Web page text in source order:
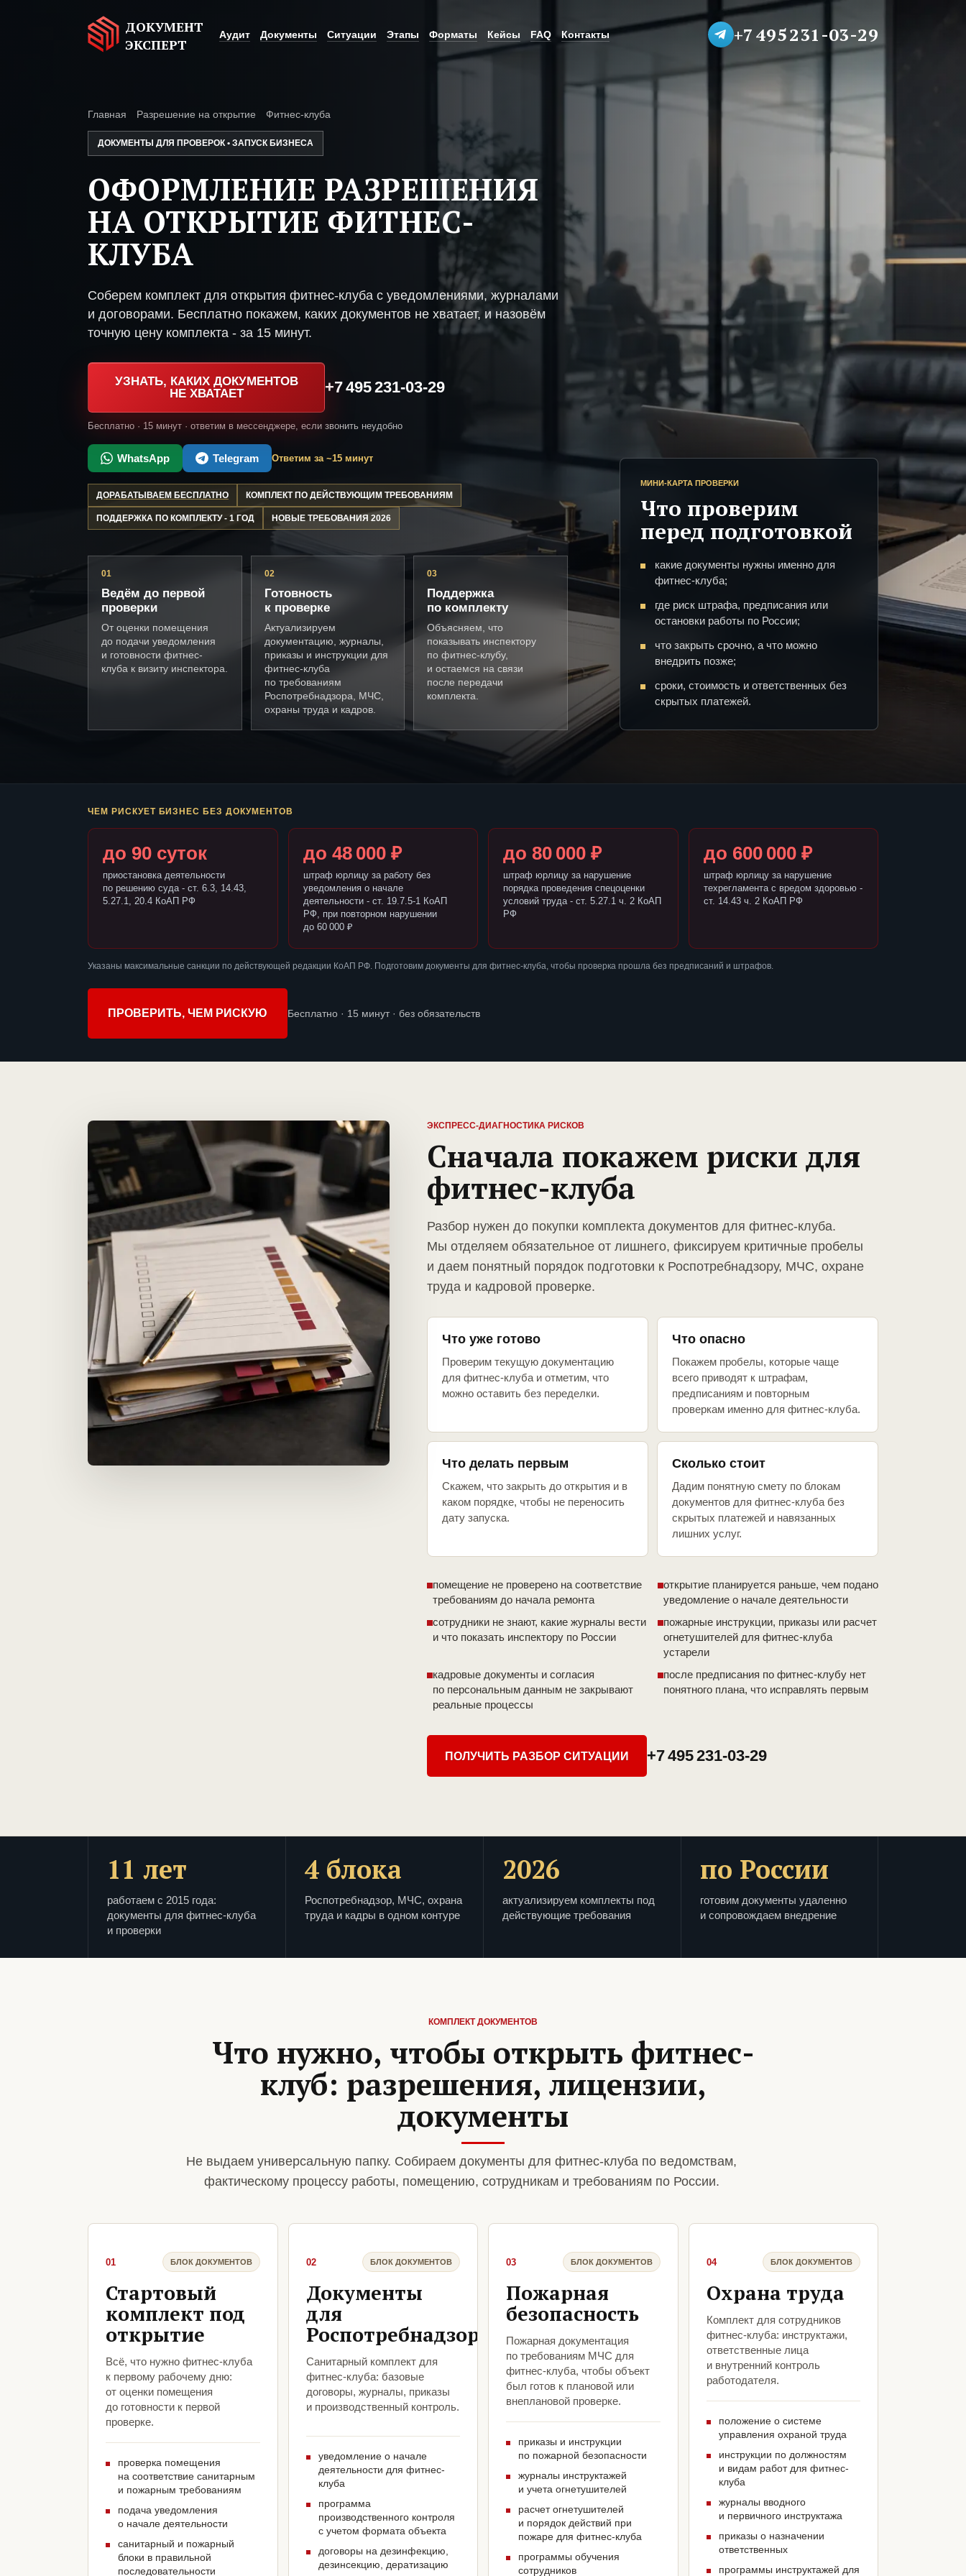
ДОКУМЕНТ
ЭКСПЕРТ
Аудит Документы Ситуации Этапы Форматы Кейсы FAQ Контакты +7 495 231-03-29
Главная Разрешение на открытие Фитнес-клуба
ДОКУМЕНТЫ ДЛЯ ПРОВЕРОК • ЗАПУСК БИЗНЕСА
ОФОРМЛЕНИЕ РАЗРЕШЕНИЯ
НА ОТКРЫТИЕ ФИТНЕС-
КЛУБА
Соберем комплект для открытия фитнес-клуба с уведомлениями, журналами
и договорами. Бесплатно покажем, каких документов не хватает, и назовём
точную цену комплекта - за 15 минут.
УЗНАТЬ, КАКИХ ДОКУМЕНТОВ
НЕ ХВАТАЕТ
+7 495 231-03-29
Бесплатно · 15 минут · ответим в мессенджере, если звонить неудобно
WhatsApp Telegram Ответим за ~15 минут
ДОРАБАТЫВАЕМ БЕСПЛАТНО КОМПЛЕКТ ПО ДЕЙСТВУЮЩИМ ТРЕБОВАНИЯМ
ПОДДЕРЖКА ПО КОМПЛЕКТУ - 1 ГОД НОВЫЕ ТРЕБОВАНИЯ 2026
01
Ведём до первой
проверки
От оценки помещения
до подачи уведомления
и готовности фитнес-
клуба к визиту инспектора.
02
Готовность
к проверке
Актуализируем
документацию, журналы,
приказы и инструкции для
фитнес-клуба
по требованиям
Роспотребнадзора, МЧС,
охраны труда и кадров.
03
Поддержка
по комплекту
Объясняем, что
показывать инспектору
по фитнес-клубу,
и остаемся на связи
после передачи
комплекта.
МИНИ-КАРТА ПРОВЕРКИ
Что проверим
перед подготовкой
какие документы нужны именно для
фитнес-клуба;
где риск штрафа, предписания или
остановки работы по России;
что закрыть срочно, а что можно
внедрить позже;
сроки, стоимость и ответственных без
скрытых платежей.
ЧЕМ РИСКУЕТ БИЗНЕС БЕЗ ДОКУМЕНТОВ
до 90 суток
приостановка деятельности
по решению суда - ст. 6.3, 14.43,
5.27.1, 20.4 КоАП РФ
до 48 000 ₽
штраф юрлицу за работу без
уведомления о начале
деятельности - ст. 19.7.5-1 КоАП
РФ, при повторном нарушении
до 60 000 ₽
до 80 000 ₽
штраф юрлицу за нарушение
порядка проведения спецоценки
условий труда - ст. 5.27.1 ч. 2 КоАП
РФ
до 600 000 ₽
штраф юрлицу за нарушение
техрегламента с вредом здоровью -
ст. 14.43 ч. 2 КоАП РФ
Указаны максимальные санкции по действующей редакции КоАП РФ. Подготовим документы для фитнес-клуба, чтобы проверка прошла без предписаний и штрафов.
ПРОВЕРИТЬ, ЧЕМ РИСКУЮ Бесплатно · 15 минут · без обязательств
ЭКСПРЕСС-ДИАГНОСТИКА РИСКОВ
Сначала покажем риски для
фитнес-клуба
Разбор нужен до покупки комплекта документов для фитнес-клуба.
Мы отделяем обязательное от лишнего, фиксируем критичные пробелы
и даем понятный порядок подготовки к Роспотребнадзору, МЧС, охране
труда и кадровой проверке.
Что уже готово
Проверим текущую документацию
для фитнес-клуба и отметим, что
можно оставить без переделки.
Что опасно
Покажем пробелы, которые чаще
всего приводят к штрафам,
предписаниям и повторным
проверкам именно для фитнес-клуба.
Что делать первым
Скажем, что закрыть до открытия и в
каком порядке, чтобы не переносить
дату запуска.
Сколько стоит
Дадим понятную смету по блокам
документов для фитнес-клуба без
скрытых платежей и навязанных
лишних услуг.
помещение не проверено на соответствие
требованиям до начала ремонта
открытие планируется раньше, чем подано
уведомление о начале деятельности
сотрудники не знают, какие журналы вести
и что показать инспектору по России
пожарные инструкции, приказы или расчет
огнетушителей для фитнес-клуба
устарели
кадровые документы и согласия
по персональным данным не закрывают
реальные процессы
после предписания по фитнес-клубу нет
понятного плана, что исправлять первым
ПОЛУЧИТЬ РАЗБОР СИТУАЦИИ +7 495 231-03-29
11 лет
работаем с 2015 года:
документы для фитнес-клуба
и проверки
4 блока
Роспотребнадзор, МЧС, охрана
труда и кадры в одном контуре
2026
актуализируем комплекты под
действующие требования
по России
готовим документы удаленно
и сопровождаем внедрение
КОМПЛЕКТ ДОКУМЕНТОВ
Что нужно, чтобы открыть фитнес-
клуб: разрешения, лицензии,
документы
Не выдаем универсальную папку. Собираем документы для фитнес-клуба по ведомствам,
фактическому процессу работы, помещению, сотрудникам и требованиям по России.
01 БЛОК ДОКУМЕНТОВ
Стартовый
комплект под
открытие
Всё, что нужно фитнес-клуба
к первому рабочему дню:
от оценки помещения
до готовности к первой
проверке.
проверка помещения
на соответствие санитарным
и пожарным требованиям
подача уведомления
о начале деятельности
санитарный и пожарный
блоки в правильной
последовательности
02 БЛОК ДОКУМЕНТОВ
Документы
для
Роспотребнадзора
Санитарный комплект для
фитнес-клуба: базовые
договоры, журналы, приказы
и производственный контроль.
уведомление о начале
деятельности для фитнес-
клуба
программа
производственного контроля
с учетом формата объекта
договоры на дезинфекцию,
дезинсекцию, дератизацию
03 БЛОК ДОКУМЕНТОВ
Пожарная
безопасность
Пожарная документация
по требованиям МЧС для
фитнес-клуба, чтобы объект
был готов к плановой или
внеплановой проверке.
приказы и инструкции
по пожарной безопасности
журналы инструктажей
и учета огнетушителей
расчет огнетушителей
и порядок действий при
пожаре для фитнес-клуба
программы обучения
сотрудников
04 БЛОК ДОКУМЕНТОВ
Охрана труда
Комплект для сотрудников
фитнес-клуба: инструктажи,
ответственные лица
и внутренний контроль
работодателя.
положение о системе
управления охраной труда
инструкции по должностям
и видам работ для фитнес-
клуба
журналы вводного
и первичного инструктажа
приказы о назначении
ответственных
программы инструктажей для